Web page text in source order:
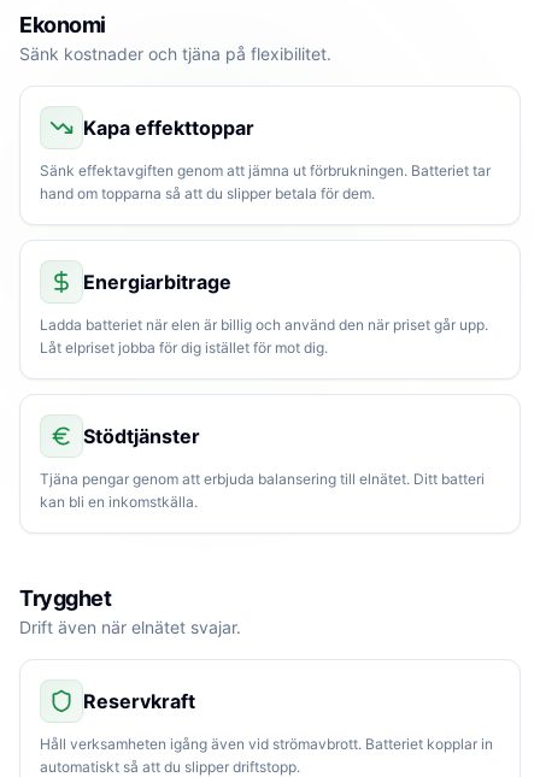
Ekonomi
Sänk kostnader och tjäna på flexibilitet.
Kapa effekttoppar
Sänk effektavgiften genom att jämna ut förbrukningen. Batteriet tar
hand om topparna så att du slipper betala för dem.
Energiarbitrage
Ladda batteriet när elen är billig och använd den när priset går upp.
Låt elpriset jobba för dig istället för mot dig.
Stödtjänster
Tjäna pengar genom att erbjuda balansering till elnätet. Ditt batteri
kan bli en inkomstkälla.
Trygghet
Drift även när elnätet svajar.
Reservkraft
Håll verksamheten igång även vid strömavbrott. Batteriet kopplar in
automatiskt så att du slipper driftstopp.